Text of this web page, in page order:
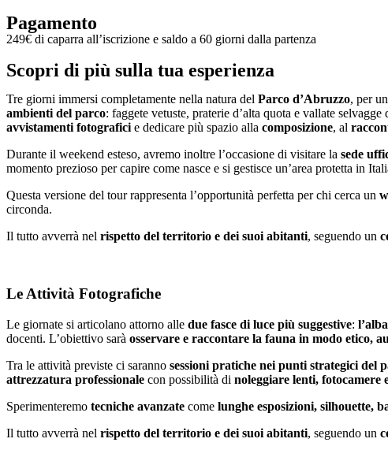
Pagamento
249€ di caparra all’iscrizione e saldo a 60 giorni dalla partenza
Scopri di più sulla tua esperienza
Tre giorni immersi completamente nella natura del Parco d’Abruzzo, per
ambienti del parco: faggete vetuste, praterie d’alta quota e vallate
avvistamenti fotografici e dedicare più spazio alla composizione, al
Durante il weekend esteso, avremo inoltre l’occasione di visitare la sede
momento prezioso per capire come nasce e si gestisce un’area protetta in
Questa versione del tour rappresenta l’opportunità perfetta per chi cerca un
circonda.
Il tutto avverrà nel rispetto del territorio e dei suoi abitanti, seguendo un
Le Attività Fotografiche
Le giornate si articolano attorno alle due fasce di luce più suggestive:
docenti. L’obiettivo sarà osservare e raccontare la fauna in modo etico,
Tra le attività previste ci saranno sessioni pratiche nei punti strategici del
attrezzatura professionale con possibilità di noleggiare lenti, fotocamere
Sperimenteremo tecniche avanzate come lunghe esposizioni, silhouette,
Il tutto avverrà nel rispetto del territorio e dei suoi abitanti, seguendo un